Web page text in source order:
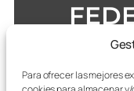
Para ofrecer las mejores